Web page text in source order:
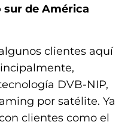
sur de América
clientes aquí
DVB-NIP,
por satélite. Ya
clientes como el